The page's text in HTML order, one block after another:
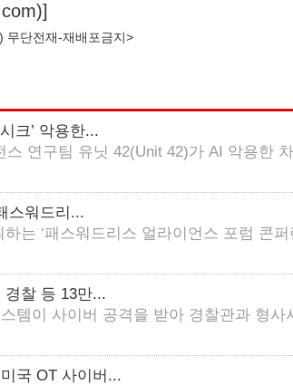
)]
) 무단전재-재배포금지>
크’ 악용한...
연구팀 유닛 42(Unit 42)가 AI 악용한
스워드리...
는 ‘패스워드리스 얼라이언스 포럼 콘퍼
찰 등 13만...
템이 사이버 공격을 받아 경찰관과 형사
국 OT 사이버...